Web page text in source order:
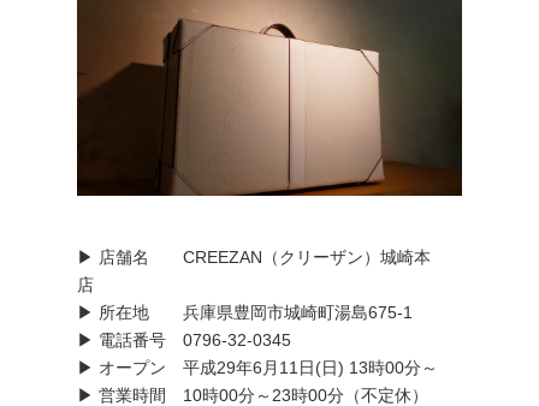
▶ 店舗名 CREEZAN（クリーザン）城崎本
店
▶ 所在地 兵庫県豊岡市城崎町湯島675-1
▶ 電話番号 0796-32-0345
▶ オープン 平成29年6月11日(日) 13時00分～
▶ 営業時間 10時00分～23時00分（不定休）